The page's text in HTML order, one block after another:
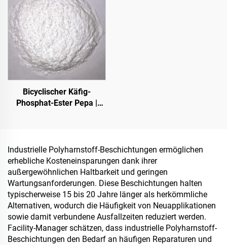
Asphaltstraßen, Asphalt-
Dachabdichtung, Silikon-
PU-Renovierung, PMA,
EPDM, wasser- bzw.
lösemittelbasierter Epoxid-
Untergrund, Marmor,
Pflastersteine,
durchlässiger Beton,
Fahrzeuganwendungen
usw.
Bicyclischer Käfig-
Phosphat-Ester Pepa |
Industrielle Polyharnstoff-Beschichtungen ermöglichen
erhebliche Kosteneinsparungen dank ihrer
außergewöhnlichen Haltbarkeit und geringen
Wartungsanforderungen. Diese Beschichtungen halten
typischerweise 15 bis 20 Jahre länger als herkömmliche
Alternativen, wodurch die Häufigkeit von Neuapplikationen
sowie damit verbundene Ausfallzeiten reduziert werden.
Facility-Manager schätzen, dass industrielle Polyharnstoff-
Beschichtungen den Bedarf an häufigen Reparaturen und